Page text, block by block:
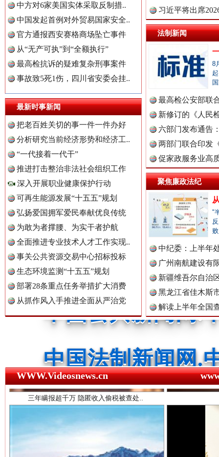
中方对6家美国实体采取反制措..
中国发起首例对外贸易国家安全..
官方通报西安赛格商场坠亡事件
从“无产可执”到“全额执行”
最高检抗诉的疑难复杂刑事案件
事故致5死1伤，四川省安委会挂..
最新时事新闻
把老百姓关切的事一件一件办好
分析研究当前经济形势和经济工..
“一代接着一代干”
推进打击整治非法社会组织工作
深入开展职业健康保护行动
可再生能源发展“十五五”规划
弘扬爱国拥军爱民奉献优良传统
为敢为者撑腰、为实干者护航
全面推进专业技术人才工作实现..
事关公共资源交易中心招标投标
生态环境监测“十五五”规划
部署28条重点任务举措扩大消费
从抓作风入手推进全面从严治党
习近平将出席
球治理..
法制新闻
8
最高检公安部联
周岁未..
新修订的《人民
布
六部门发布通告
两部门联合印发
定》
促家政服务业高
聚焦廉政法纪
"
中纪委：上半年
广州南航建设有
新疆维吾尔自治
黑龙江省佳木斯
解读上半年全国
数据
中国全民新闻网.
中国公众新闻网.
中国公民新闻网.
中国公共新闻网.
中国法制新闻网.
中国法治新闻网.
中国法院新闻网.
WWW.Videosnews.cn
世界屋脊 天路回响
红船起航处 潮起向未来 广州首